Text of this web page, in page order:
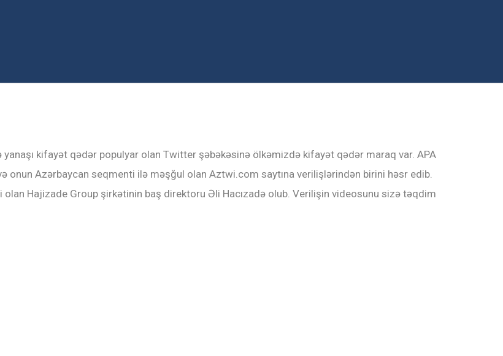
kifayət qədər populyar olan Twitter şəbəkəsinə ölkəmizdə kifayət qədər maraq var. APA
onun Azərbaycan seqmenti ilə məşğul olan Aztwi.com saytına verilişlərindən birini həsr edib.
Hajizade Group şirkətinin baş direktoru Əli Hacızadə olub. Verilişin videosunu sizə təqdim